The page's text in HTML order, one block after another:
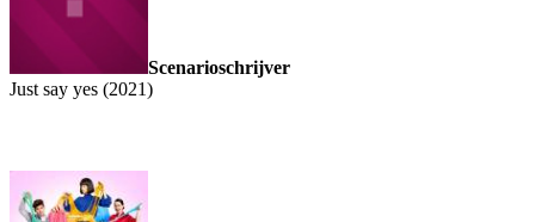
Scenarioschrijver
Just say yes (2021)